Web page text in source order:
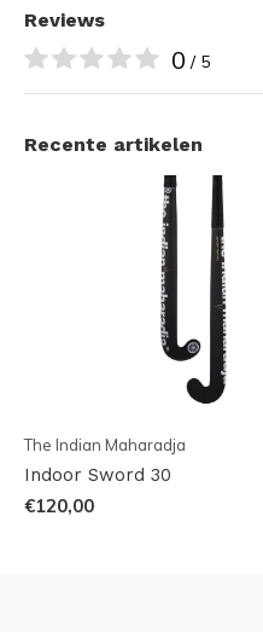
Reviews
0 / 5
Recente artikelen
The Indian Maharadja
Indoor Sword 30
€120,00